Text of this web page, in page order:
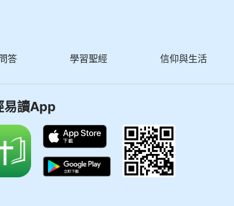
答 學習聖經 信仰與生活
易讀App